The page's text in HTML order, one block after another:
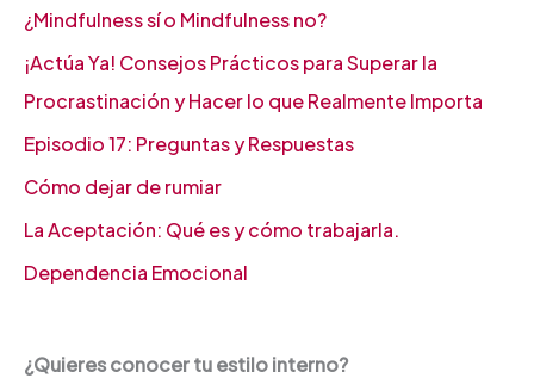
¿Mindfulness sí o Mindfulness no?
¡Actúa Ya! Consejos Prácticos para Superar la
Procrastinación y Hacer lo que Realmente Importa
Episodio 17: Preguntas y Respuestas
Cómo dejar de rumiar
La Aceptación: Qué es y cómo trabajarla.
Dependencia Emocional
¿Quieres conocer tu estilo interno?